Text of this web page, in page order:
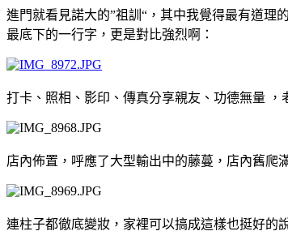
進門就看見諾大的”祖訓“，其中我覺得最有道理
最底下的一行字，更是對比強烈啊：
打卡、照相、影印、傳真分享親友、功德無量 ，
店內佈置，呼應了大型輸出中的藤蔓，店內舊爬
連柱子都徹底變妝，家裡可以搞成這樣也挺好的